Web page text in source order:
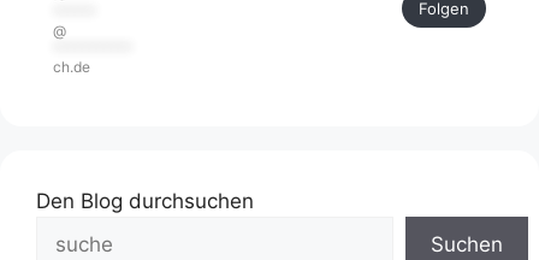
@
ch.de
Folgen
Den Blog durchsuchen
Suchen